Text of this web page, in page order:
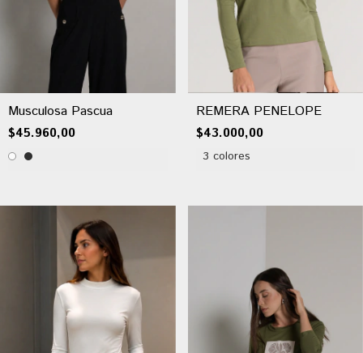
Musculosa Pascua
$45.960,00
REMERA PENELOPE
$43.000,00
3 colores